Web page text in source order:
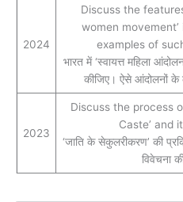
2024
Discuss the
women
examples of
भारत में ‘स्वायत्त महिला
कीजिए। ऐसे आंदोलनों के
2023
Discuss the process
Caste’ and
‘जाति के सेकुलरीकरण’ की
विवेचना